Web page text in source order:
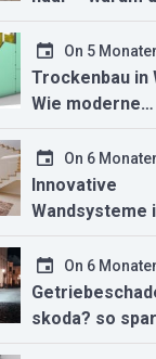
richtige
den
studio macht
On 5
Trockenbau in
Wie moderne
Technologien
Innenausbau
revolutionieren
On 6
Innovative
Wandsysteme
Trockenbau –
Funktionalität
modernes
On 6
skoda? so
kosten durch